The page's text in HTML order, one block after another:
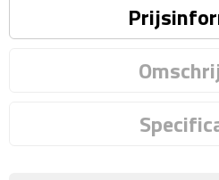
Bagageweegschalen